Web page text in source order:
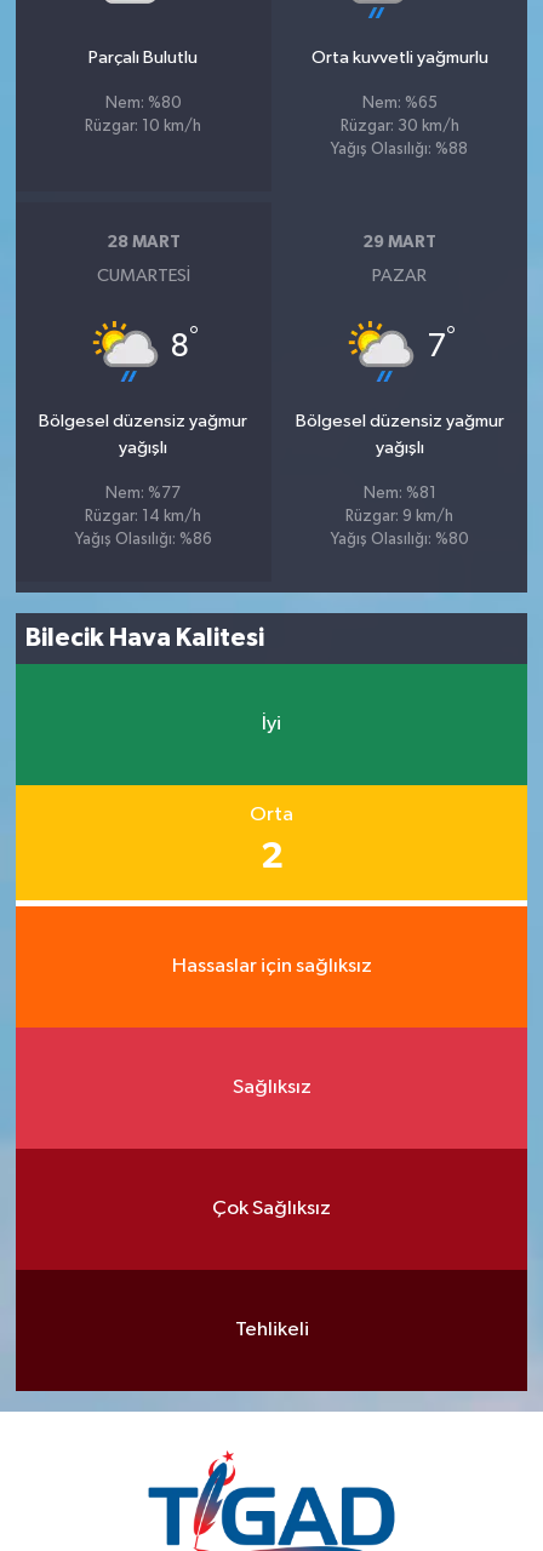
Parçalı Bulutlu
Nem: %80
Rüzgar: 10 km/h
Orta kuvvetli yağmurlu
Nem: %65
Rüzgar: 30 km/h
Yağış Olasılığı: %88
28 MART
CUMARTESI
8°
Bölgesel düzensiz yağmur
yağışlı
Nem: %77
Rüzgar: 14 km/h
Yağış Olasılığı: %86
29 MART
PAZAR
7°
Bölgesel düzensiz yağmur
yağışlı
Nem: %81
Rüzgar: 9 km/h
Yağış Olasılığı: %80
Bilecik Hava Kalitesi
İyi
Orta
2
Hassaslar için sağlıksız
Sağlıksız
Çok Sağlıksız
Tehlikeli